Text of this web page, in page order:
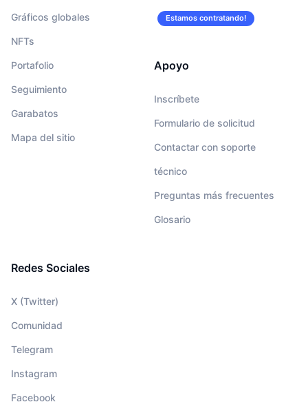
Gráficos globales
NFTs
Portafolio
Seguimiento
Garabatos
Mapa del sitio
Estamos contratando!
Apoyo
Inscríbete
Formulario de solicitud
Contactar con soporte
técnico
Preguntas más frecuentes
Glosario
Redes Sociales
X (Twitter)
Comunidad
Telegram
Instagram
Facebook